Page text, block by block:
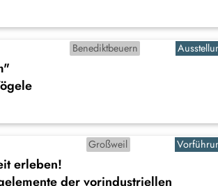
Benediktbeuern
Großweil
erleben!
der vorindustriellen